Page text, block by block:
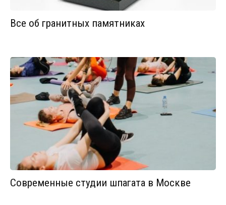
Все об гранитных памятниках
Современные студии шпагата в Москве